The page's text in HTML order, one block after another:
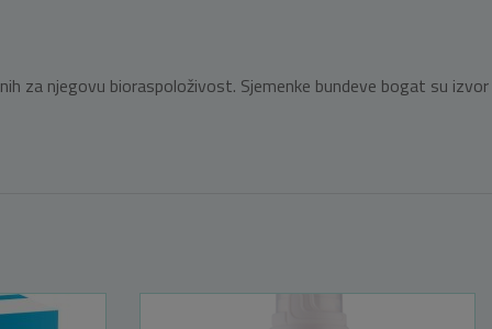
za njegovu bioraspoloživost. Sjemenke bundeve bogat su izvor